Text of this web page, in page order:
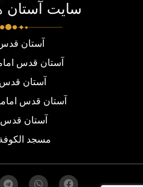
سایت
آستان
آستان قدس
آستان
آستان قدس
آستان
مسجد